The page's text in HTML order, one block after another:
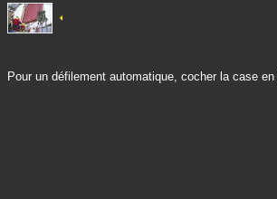
Pour un défilement automatique, cocher la case